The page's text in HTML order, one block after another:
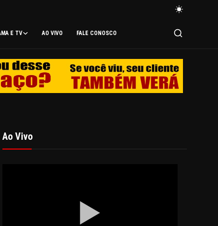
E TV AO VIVO FALE CONOSCO
Ao Vivo